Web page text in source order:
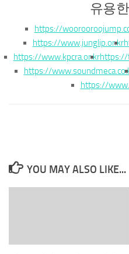
유용
https://
https://www.junglip.or.kr
https://www.kpcra.or.krhttps://
https://
https://
YOU MAY ALSO LIKE...